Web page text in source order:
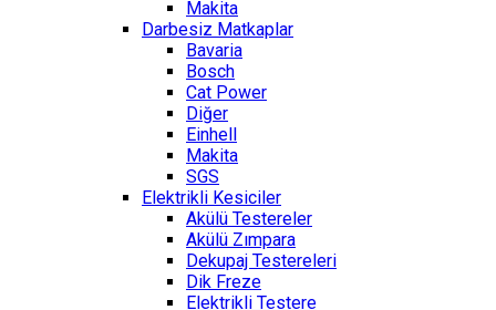
Makita
Darbesiz Matkaplar
Bavaria
Bosch
Cat Power
Diğer
Einhell
Makita
SGS
Elektrikli Kesiciler
Akülü Testereler
Akülü Zımpara
Dekupaj Testereleri
Dik Freze
Elektrikli Testere